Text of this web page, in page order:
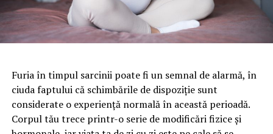
Furia în timpul sarcinii poate fi un semnal de alarmă, în
ciuda faptului că schimbările de dispoziție sunt
considerate o experiență normală în această perioadă.
Corpul tău trece printr-o serie de modificări fizice și